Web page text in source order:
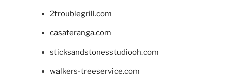
2troublegrill.com
casateranga.com
sticksandstonesstudiooh.com
walkers-treeservice.com